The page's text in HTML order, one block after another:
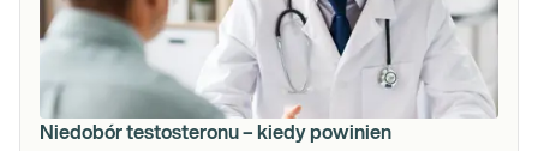
Niedobór testosteronu – kiedy powinien